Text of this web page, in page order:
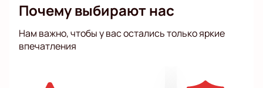
Почему выбирают нас
Нам важно, чтобы у вас остались только яркие
впечатления